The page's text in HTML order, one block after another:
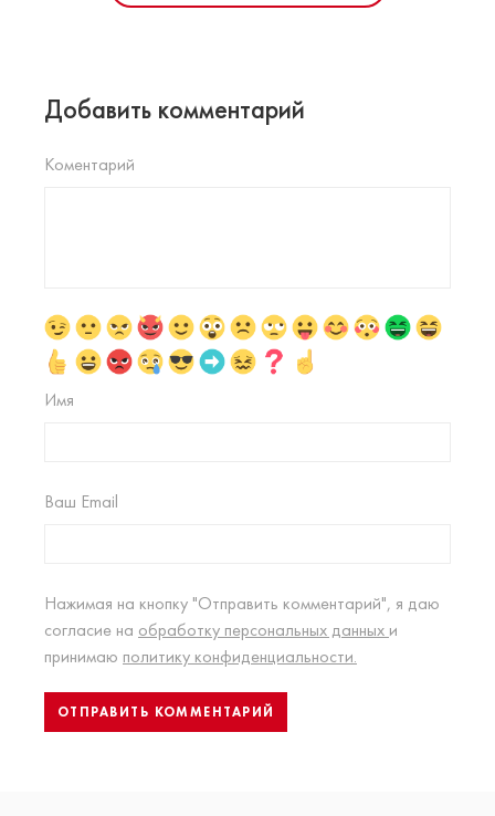
Добавить комментарий
Коментарий
Имя
Ваш Email
Нажимая на кнопку "Отправить комментарий", я даю
согласие на обработку персональных данных и
принимаю политику конфиденциальности.